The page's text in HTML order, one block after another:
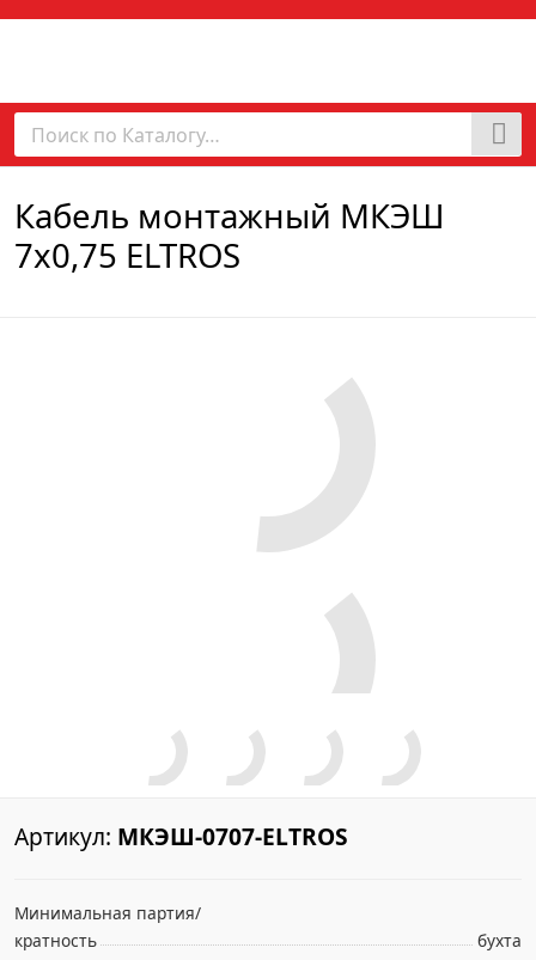
Кабель монтажный МКЭШ
7х0,75 ELTROS
Артикул: МКЭШ-0707-ELTROS
Минимальная партия/
кратность
бухта